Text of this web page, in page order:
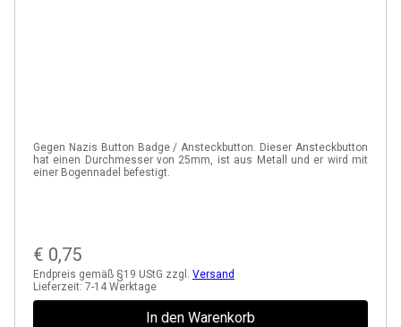
Gegen Nazis Button Badge / Ansteckbutton. Dieser Ansteckbutton
hat einen Durchmesser von 25mm, ist aus Metall und er wird mit
einer Bogennadel befestigt.
€ 0,75
Endpreis gemäß §19 UStG zzgl. Versand
Lieferzeit: 7-14 Werktage
In den Warenkorb